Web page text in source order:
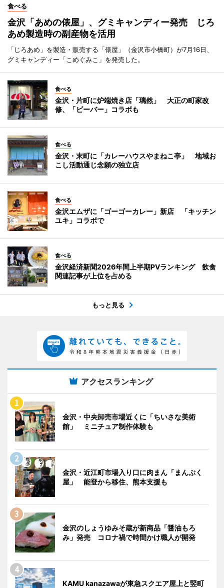
食べる
金沢「あめの俵屋」、グミキャンディー発売 じろ
あめ製造時の副産物を活用
「じろあめ」を製造・販売する「俵屋」（金沢市小橋町）が7月16日、
グミキャンディー「こめぐみこ」を発売した。
食べる
金沢・片町に炉端焼き店「璃然」 大正の町家改
修、「ビーバー」コラボも
食べる
金沢・末町に「カレーハウスやまねこ亭」 地域お
こし活動通じ念願の独立店
食べる
金沢エムザに「ゴーゴーカレー」新店 「キッチン
ユキ」コラボで
食べる
金沢経済新聞2026年間上半期PVランキング 飲食
関連記事が上位を占める
もっと見る
アクセスランキング
金沢・中央卸売市場近くに「ちいさな美術
館」 ミニチュア制作体験も
金沢・近江町市場入り口に肉まん「まんぷく
屋」 能登から移住、熊本支援も
金沢のしょうゆみそ蔵が新商品「醤油もろ
み」発売 コロナ禍で時間かけ職人が開発
KAMU kanazawaが東急スクエア屋上と竪町